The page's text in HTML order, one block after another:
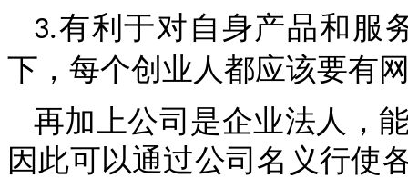
3.有利于对自身产品和服
下，每个创业人都应该要有
再加上公司是企业法人，
因此可以通过公司名义行使